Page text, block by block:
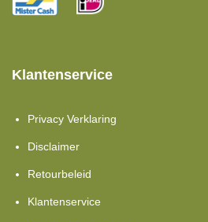
Klantenservice
Privacy Verklaring
Disclaimer
Retourbeleid
Klantenservice